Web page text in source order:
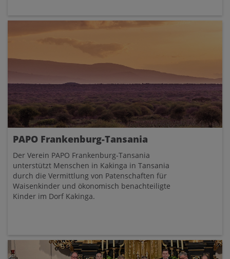
PAPO Frankenburg-Tansania
Der Verein PAPO Frankenburg-Tansania
unterstützt Menschen in Kakinga in Tansania
durch die Vermittlung von Patenschaften für
Waisenkinder und ökonomisch benachteiligte
Kinder im Dorf Kakinga.